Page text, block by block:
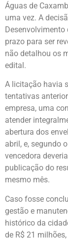
Águas de
uma vez. A
Desenvolvimento
prazo para ser
não detalhou os
edital.
A licitação havia
tentativas
empresa, uma
atender
abertura dos
abril, e, segundo
vencedora
publicação do
mesmo mês.
Caso fosse
gestão e
histórico da
de R$ 21